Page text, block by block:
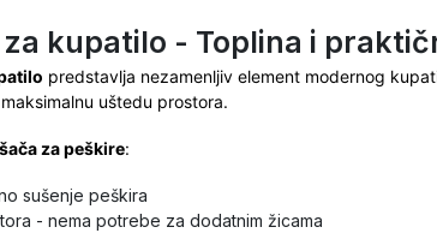
za kupatilo - Toplina i
predstavlja nezamenljiv element modernog
uštedu prostora.
za peškire:
sušenje peškira
- nema potrebe za dodatnim žicama